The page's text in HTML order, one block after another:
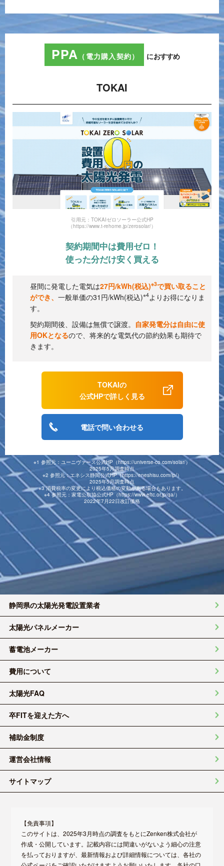
PPA （電力購入契約） におすすめ
TOKAI
引用元：TOKAIゼロソーラー公式HP
（https://www.t-rehome.jp/zerosolar/）
契約期間中は費用ゼロ！
使った分だけ安く買える
昼間に発電した電気は27円/kWh(税込)※3で買い取ること
ができ、 一般単価の31円/kWh(税込)※4よりお得になりま
す。
契約期間後、設備は無償で譲渡。 自家発電分は自由に使
用OKとなるので、将来的な電気代の節約効果も期待で
きます。
TOKAIの
公式HPで詳しく見る
電話で問い合わせる
※1 参照元：ユーニヴァース公式HP（https://universe-co.com/solar/）
2025年5月調査時点
※2 参照元：エネシス静岡公式HP（https://eneshisu.com/lp/）
2025年5月調査時点
※3 消費税率の変更により税込価格の変動がある場合もあります。
※4 参照元：家電公取協公式HP（https://www.eftc.or.jp/qa/）
2022年7月22日改訂価格
静岡県の太陽光発電設置業者
太陽光パネルメーカー
蓄電池メーカー
費用について
太陽光FAQ
卒FITを迎えた方へ
補助金制度
運営会社情報
サイトマップ
【免責事項】
このサイトは、2025年3月時点の調査をもとにZenken株式会社が
作成・公開しています。記載内容には間違いがないよう細心の注意
を払っておりますが、最新情報および詳細情報については、各社の